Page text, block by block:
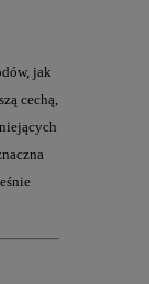
jak
cechą,